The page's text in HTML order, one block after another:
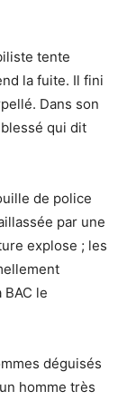
tente
la fuite. Il fini
Dans son
qui dit
de police
par une
explose ; les
le
déguisés
homme très